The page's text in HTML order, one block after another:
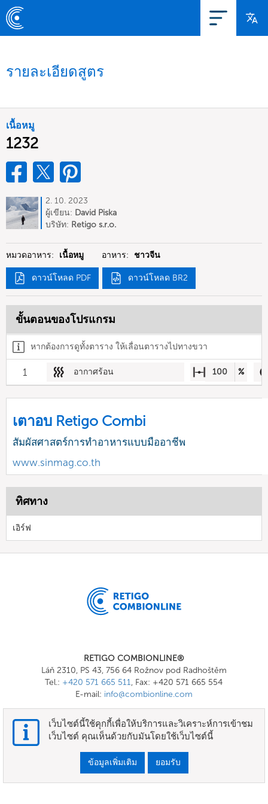
รายละเอียดสูตร
เนื้อหมู
1232
2. 10. 2023
ผู้เขียน: David Piska
บริษัท: Retigo s.r.o.
หมวดอาหาร: เนื้อหมู อาหาร: ชาวจีน
ดาวน์โหลด PDF ดาวน์โหลด BR2
ขั้นตอนของโปรแกรม
หากต้องการดูทั้งตาราง ให้เลื่อนตารางไปทางขวา
1 อากาศร้อน 100 %
เตาอบ Retigo Combi
สัมผัสศาสตร์การทำอาหารแบบมืออาชีพ
www.sinmag.co.th
ทิศทาง
เอิร์ฟ
RETIGO COMBIONLINE®
Láň 2310, PS 43, 756 64 Rožnov pod Radhoštěm
Tel.: +420 571 665 511, Fax: +420 571 665 554
E-mail: info@combionline.com
OnlineMenu
ข้อกำหนดและเงื่อนไข
เว็บไซต์นี้ใช้คุกกี้เพื่อให้บริการและวิเคราะห์การเข้าชม
เว็บไซต์ คุณเห็นด้วยกับมันโดยใช้เว็บไซต์นี้
ข้อมูลเพิ่มเติม ยอมรับ